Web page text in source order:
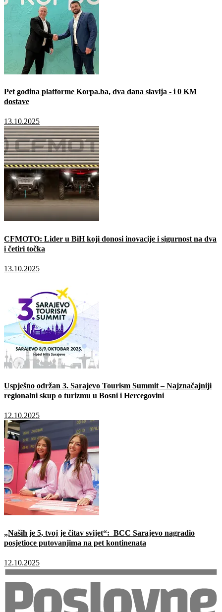
Pet godina platforme Korpa.ba, dva dana slavlja - i 0 KM
dostave
13.10.2025
CFMOTO: Lider u BiH koji donosi inovacije i sigurnost na dva
i četiri točka
13.10.2025
Uspješno održan 3. Sarajevo Tourism Summit – Najznačajniji
regionalni skup o turizmu u Bosni i Hercegovini
12.10.2025
„Naših je 5, tvoj je čitav svijet“: BCC Sarajevo nagradio
posjetioce putovanjima na pet kontinenata
12.10.2025